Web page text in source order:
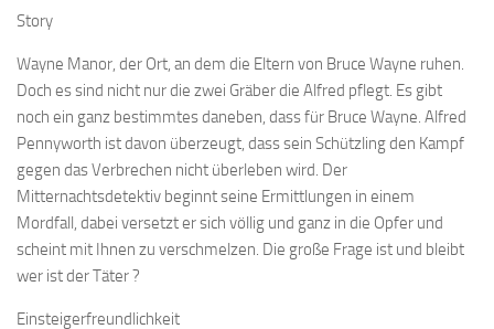
Story
Wayne Manor, der Ort, an dem die Eltern von Bruce Wayne ruhen.
Doch es sind nicht nur die zwei Gräber die Alfred pflegt. Es gibt
noch ein ganz bestimmtes daneben, dass für Bruce Wayne. Alfred
Pennyworth ist davon überzeugt, dass sein Schützling den Kampf
gegen das Verbrechen nicht überleben wird. Der
Mitternachtsdetektiv beginnt seine Ermittlungen in einem
Mordfall, dabei versetzt er sich völlig und ganz in die Opfer und
scheint mit Ihnen zu verschmelzen. Die große Frage ist und bleibt
wer ist der Täter ?
Einsteigerfreundlichkeit